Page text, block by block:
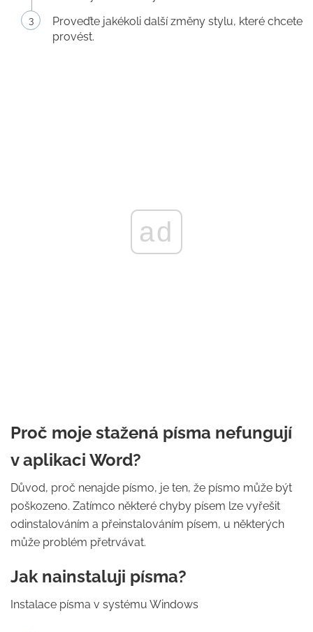
Proveďte jakékoli další změny stylu, které chcete
provést.
ad
Proč moje stažená písma nefungují
v aplikaci Word?
Důvod, proč nenajde písmo, je ten, že písmo může být
poškozeno. Zatímco některé chyby písem lze vyřešit
odinstalováním a přeinstalováním písem, u některých
může problém přetrvávat.
Jak nainstaluji písma?
Instalace písma v systému Windows